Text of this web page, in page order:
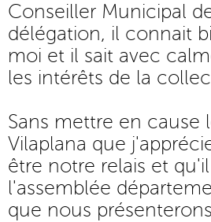
Conseiller Municipal
délégation, il connait
moi et il sait avec
les intérêts de la
Sans mettre en cause
Vilaplana que
être notre relais et
l'assemblée
que nous